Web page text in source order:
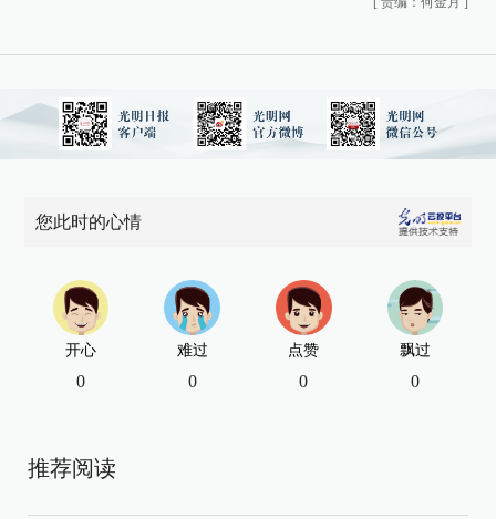
您此时的心情
开心
0
难过
0
点赞
0
飘过
0
推荐阅读